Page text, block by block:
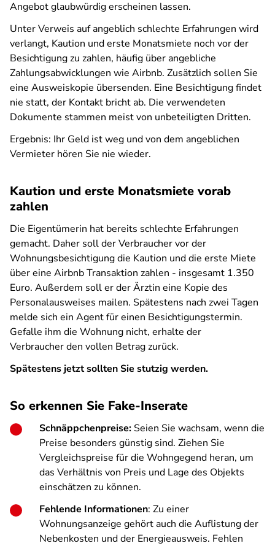
Angebot glaubwürdig erscheinen lassen.
Unter Verweis auf angeblich schlechte Erfahrungen wird
verlangt, Kaution und erste Monatsmiete noch vor der
Besichtigung zu zahlen, häufig über angebliche
Zahlungsabwicklungen wie Airbnb. Zusätzlich sollen Sie
eine Ausweiskopie übersenden. Eine Besichtigung findet
nie statt, der Kontakt bricht ab. Die verwendeten
Dokumente stammen meist von unbeteiligten Dritten.
Ergebnis: Ihr Geld ist weg und von dem angeblichen
Vermieter hören Sie nie wieder.
Kaution und erste Monatsmiete vorab
zahlen
Die Eigentümerin hat bereits schlechte Erfahrungen
gemacht. Daher soll der Verbraucher vor der
Wohnungsbesichtigung die Kaution und die erste Miete
über eine AirbnbTransaktion zahlen - insgesamt 1.350
Euro. Außerdem soll er der Ärztin eine Kopie des
Personalausweises mailen. Spätestens nach zwei Tagen
melde sich ein Agent für einen Besichtigungstermin.
Gefalle ihm die Wohnung nicht, erhalte der
Verbraucher den vollen Betrag zurück.
Spätestens jetzt sollten Sie stutzig werden.
So erkennen Sie Fake-Inserate
Schnäppchenpreise: Seien Sie wachsam, wenn die
Preise besonders günstig sind. Ziehen Sie
Vergleichspreise für die Wohngegend heran, um
das Verhältnis von Preis und Lage des Objekts
einschätzen zu können.
Fehlende Informationen: Zu einer
Wohnungsanzeige gehört auch die Auflistung der
Nebenkosten und der Energieausweis. Fehlen